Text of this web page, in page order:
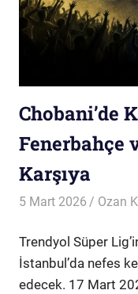
Chobani’de
Fenerbahçe
Karşıya
5 Mart 2026 Ozan
Trendyol Süper
İstanbul’da nefes
edecek. 17 Mart